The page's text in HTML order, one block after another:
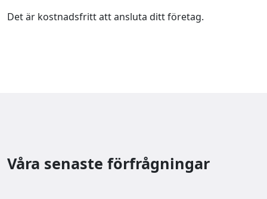
Det är kostnadsfritt att ansluta ditt företag.
Våra senaste förfrågningar